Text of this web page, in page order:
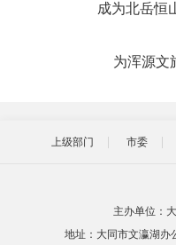
成为北岳恒
为浑源文
上级部门 市委
主办单位：
地址：大同市文瀛湖办